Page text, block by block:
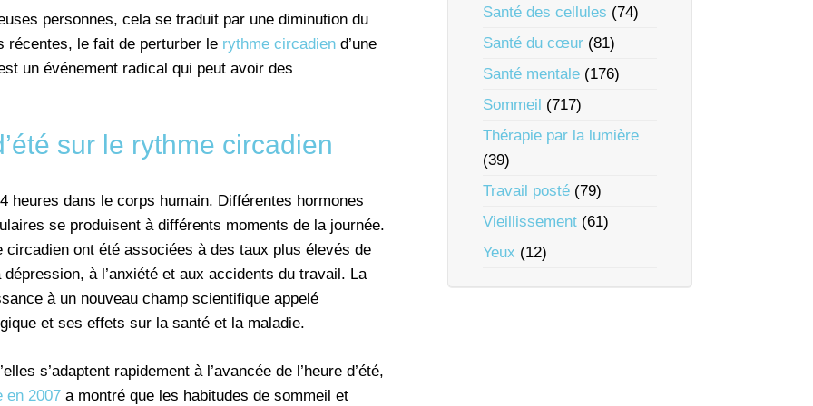
personnes, cela se traduit par une diminution du
récentes, le fait de perturber le rythme circadien d’une
un événement radical qui peut avoir des
sur le rythme circadien
heures dans le corps humain. Différentes hormones
se produisent à différents moments de la journée.
ont été associées à des taux plus élevés de
à l’anxiété et aux accidents du travail. La
à un nouveau champ scientifique appelé
et ses effets sur la santé et la maladie.
s’adaptent rapidement à l’avancée de l’heure d’été,
en 2007 a montré que les habitudes de sommeil et
Santé des cellules (74)
Santé du cœur (81)
Santé mentale (176)
Sommeil (717)
Thérapie par la lumière
(39)
Travail posté (79)
Vieillissement (61)
Yeux (12)